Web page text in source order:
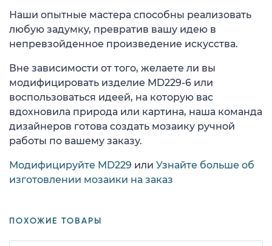
Наши опытные мастера способны реализовать
любую задумку, превратив вашу идею в
непревзойденное произведение искусства.
Вне зависимости от того, желаете ли вы
модифицировать изделие MD229-6 или
воспользоваться идеей, на которую вас
вдохновила природа или картина, наша команда
дизайнеров готова создать мозаику ручной
работы по вашему заказу.
Модифицируйте MD229 или Узнайте больше об
изготовлении мозаики на заказ
ПОХОЖИЕ ТОВАРЫ